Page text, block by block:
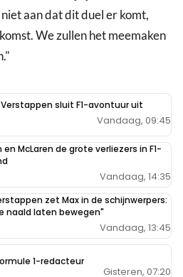
aan dat dit duel er komt,
We zullen het meemaken
sluit F1-avontuur uit
Vandaag, 09:45
McLaren de grote verliezers in F1-
Vandaag, 14:35
zet Max in de schijnwerpers:
naald laten bewegen"
Vandaag, 13:45
1-redacteur
Gisteren, 07:20